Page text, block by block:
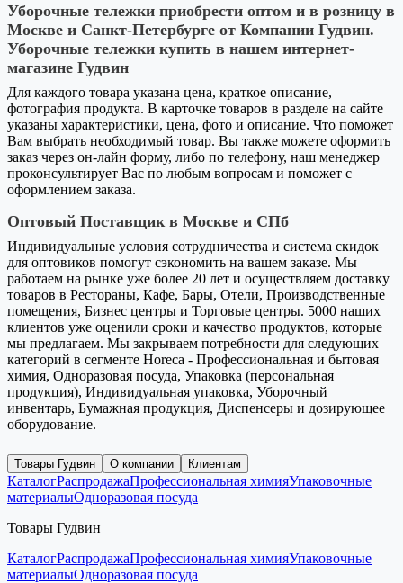
Уборочные тележки приобрести оптом и в розницу в
Москве и Санкт-Петербурге от Компании Гудвин.
Уборочные тележки купить в нашем интернет-
магазине Гудвин
Для каждого товара указана цена, краткое описание,
фотография продукта. В карточке товаров в разделе на сайте
указаны характеристики, цена, фото и описание. Что поможет
Вам выбрать необходимый товар. Вы также можете оформить
заказ через он-лайн форму, либо по телефону, наш менеджер
проконсультирует Вас по любым вопросам и поможет с
оформлением заказа.
Оптовый Поставщик в Москве и СПб
Индивидуальные условия сотрудничества и система скидок
для оптовиков помогут сэкономить на вашем заказе. Мы
работаем на рынке уже более 20 лет и осуществляем доставку
товаров в Рестораны, Кафе, Бары, Отели, Производственные
помещения, Бизнес центры и Торговые центры. 5000 наших
клиентов уже оценили сроки и качество продуктов, которые
мы предлагаем. Мы закрываем потребности для следующих
категорий в сегменте Horeca - Профессиональная и бытовая
химия, Одноразовая посуда, Упаковка (персональная
продукция), Индивидуальная упаковка, Уборочный
инвентарь, Бумажная продукция, Диспенсеры и дозирующее
оборудование.
Товары Гудвин О компании Клиентам
КаталогРаспродажаПрофессиональная химияУпаковочные
материалыОдноразовая посуда
Товары Гудвин
КаталогРаспродажаПрофессиональная химияУпаковочные
материалыОдноразовая посуда